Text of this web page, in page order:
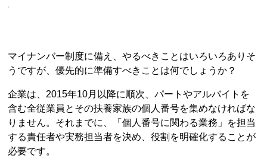
マイナンバー制度に備え、やるべきことはいろいろありそ
うですが、優先的に準備すべきことは何でしょうか？
企業は、2015年10月以降に順次、パートやアルバイトを
含む全従業員とその扶養家族の個人番号を集めなければな
りません。それまでに、「個人番号に関わる業務」を担当
する責任者や実務担当者を決め、役割を明確化することが
必要です。